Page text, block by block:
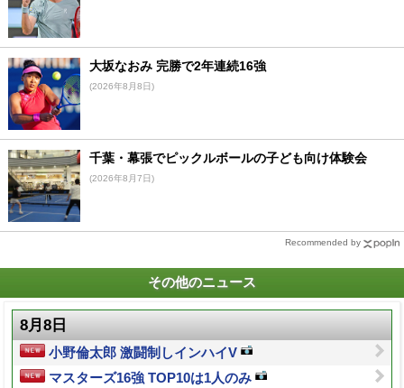
大坂なおみ 完勝で2年連続16強
(2026年8月8日)
千葉・幕張でピックルボールの子ども向け体験会
(2026年8月7日)
Recommended by
その他のニュース
8月8日
小野倫太郎 激闘制しインハイV
マスターズ16強 TOP10は1人のみ